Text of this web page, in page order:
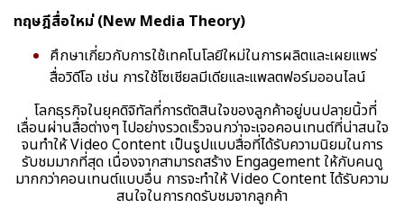
ทฤษฎีสื่อใหม่ (New Media Theory)
ศึกษาเกี่ยวกับการใช้เทคโนโลยีใหม่ในการผลิตและเผยแพร่
สื่อวิดีโอ เช่น การใช้โซเชียลมีเดียและแพลตฟอร์มออนไลน์
โลกธุรกิจในยุคดิจิทัลที่การตัดสินใจของลูกค้าอยู่บนปลายนิ้วที่
เลื่อนผ่านสื่อต่างๆ ไปอย่างรวดเร็วจนกว่าจะเจอคอนเทนต์ที่น่าสนใจ
จนทำให้ Video Content เป็นรูปแบบสื่อที่ได้รับความนิยมในการ
รับชมมากที่สุด เนื่องจากสามารถสร้าง Engagement ให้กับคนดู
มากกว่าคอนเทนต์แบบอื่น การจะทำให้ Video Content ได้รับความ
สนใจในการกดรับชมจากลูกค้า